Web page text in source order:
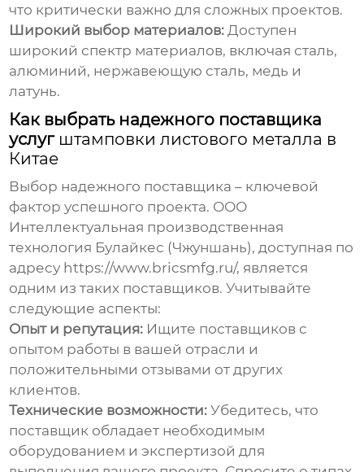
что критически важно для сложных проектов.
Широкий выбор материалов: Доступен
широкий спектр материалов, включая сталь,
алюминий, нержавеющую сталь, медь и
латунь.
Как выбрать надежного поставщика
услуг штамповки листового металла в
Китае
Выбор надежного поставщика – ключевой
фактор успешного проекта. ООО
Интеллектуальная производственная
технология Булайкес (Чжуншань), доступная по
адресу https://www.bricsmfg.ru/, является
одним из таких поставщиков. Учитывайте
следующие аспекты:
Опыт и репутация: Ищите поставщиков с
опытом работы в вашей отрасли и
положительными отзывами от других
клиентов.
Технические возможности: Убедитесь, что
поставщик обладает необходимым
оборудованием и экспертизой для